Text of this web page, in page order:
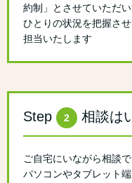
約制」とさせていただ
ひとりの状況を把握さ
担当いたします
Step 2 相談は
ご自宅にいながら相談
パソコンやタブレット